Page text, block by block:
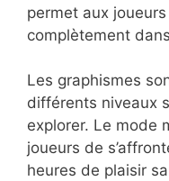
permet aux joueurs
complètement
Les graphismes
différents niveaux
explorer. Le mode
joueurs de
heures de plaisir